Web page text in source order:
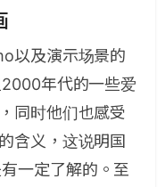
以及演示场景的
年代的一些爱
同时他们也感受
含义，这说明国
一定了解的。至